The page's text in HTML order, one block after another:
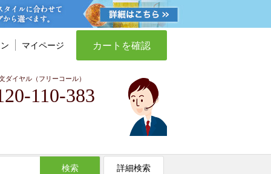
マイページ カートを確認
ダイヤル（フリーコール）
110-383
検索 詳細検索